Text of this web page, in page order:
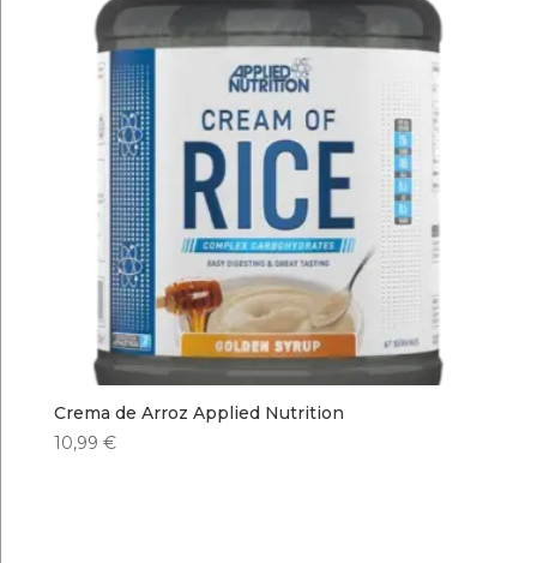
Crema de Arroz Applied Nutrition
10,99 €